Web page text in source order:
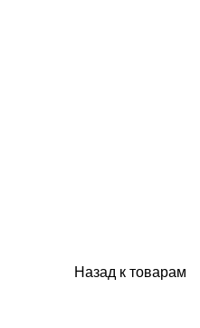
Назад к товарам